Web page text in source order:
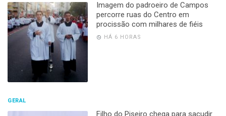
Imagem do padroeiro de Campos
percorre ruas do Centro em
procissão com milhares de fiéis
HÁ 6 HORAS
GERAL
Filho do Piseiro chega para sacudir